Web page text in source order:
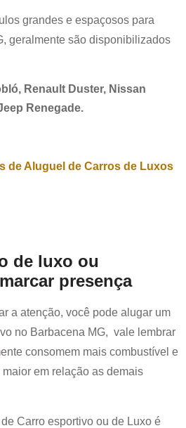
grandes e espaçosos para
, geralmente são disponibilizados
Renault Duster, Nissan
Renegade.
de Aluguel de Carros de Luxos
de luxo ou
presença
a atenção, você pode alugar um
no Barbacena MG, vale lembrar
consomem mais combustível e
em relação as demais
Carro esportivo ou de Luxo é